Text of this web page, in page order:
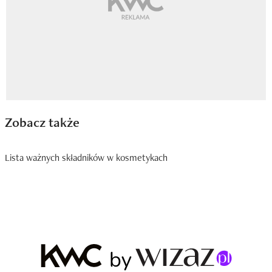
Zobacz także
Lista ważnych składników w kosmetykach